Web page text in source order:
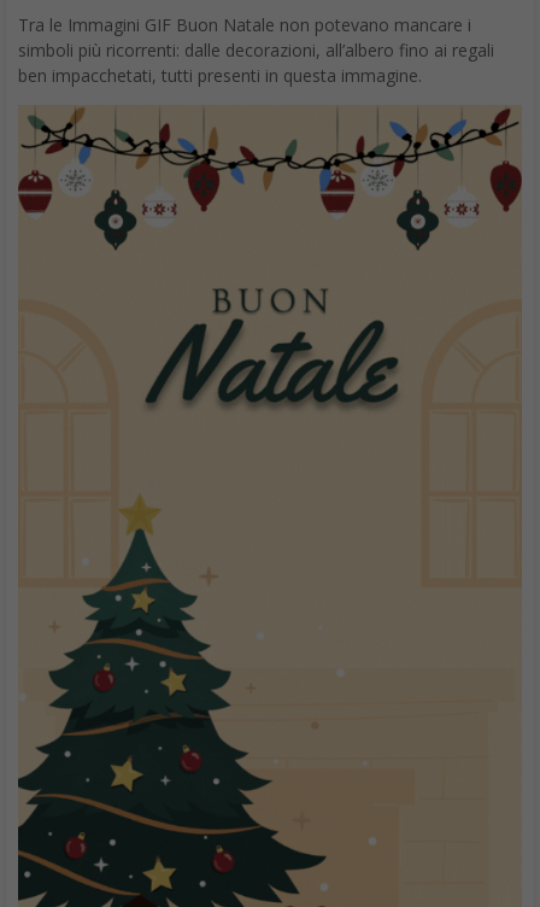
Natale protagonista di un cult delle feste natalizie lo possiamo
usare nel momento più bello, quello degli auguri con bacio!
Non rimanere indietro,
iscriviti ora
Ricevi in tempo reale le notizie del digitale
Iscrizione alla Newsletter
controlla la tua inbox per confermare l'iscrizione
Nome